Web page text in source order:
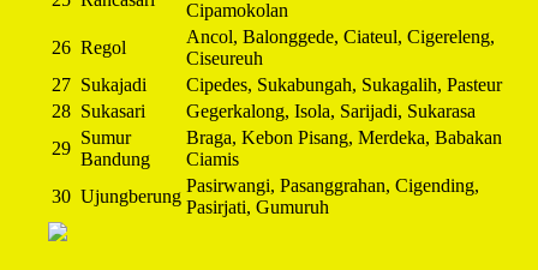
Cipamokolan
26 Regol
Ancol, Balonggede, Ciateul, Cigereleng,
Ciseureuh
27 Sukajadi
Cipedes, Sukabungah, Sukagalih, Pasteur
28 Sukasari
Gegerkalong, Isola, Sarijadi, Sukarasa
29
Sumur
Bandung
Braga, Kebon Pisang, Merdeka, Babakan
Ciamis
30 Ujungberung
Pasirwangi, Pasanggrahan, Cigending,
Pasirjati, Gumuruh